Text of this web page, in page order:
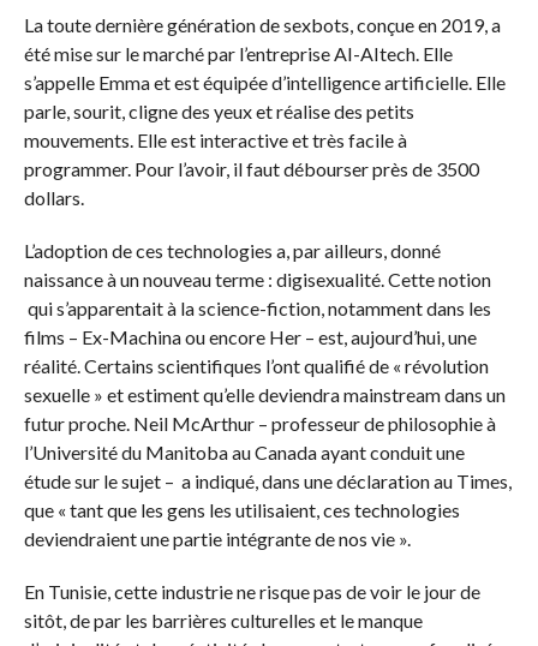
La toute dernière génération de sexbots, conçue en 2019, a
été mise sur le marché par l’entreprise AI-AItech. Elle
s’appelle Emma et est équipée d’intelligence artificielle. Elle
parle, sourit, cligne des yeux et réalise des petits
mouvements. Elle est interactive et très facile à
programmer. Pour l’avoir, il faut débourser près de 3500
dollars.
L’adoption de ces technologies a, par ailleurs, donné
naissance à un nouveau terme : digisexualité. Cette notion
qui s’apparentait à la science-fiction, notamment dans les
films – Ex-Machina ou encore Her – est, aujourd’hui, une
réalité. Certains scientifiques l’ont qualifié de « révolution
sexuelle » et estiment qu’elle deviendra mainstream dans un
futur proche. Neil McArthur – professeur de philosophie à
l’Université du Manitoba au Canada ayant conduit une
étude sur le sujet – a indiqué, dans une déclaration au Times,
que « tant que les gens les utilisaient, ces technologies
deviendraient une partie intégrante de nos vie ».
En Tunisie, cette industrie ne risque pas de voir le jour de
sitôt, de par les barrières culturelles et le manque